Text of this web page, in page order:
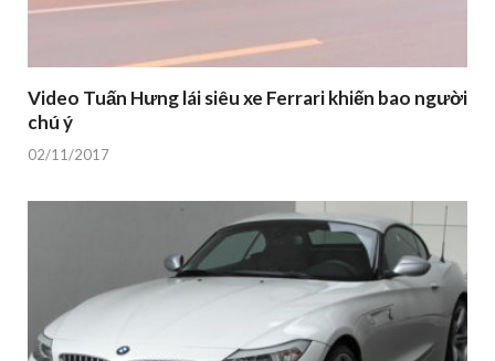
Video Tuấn Hưng lái siêu xe Ferrari khiến bao người
chú ý
02/11/2017